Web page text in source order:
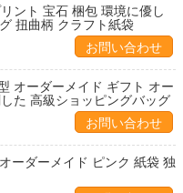
ント 宝石 梱包 環境に優し
扭曲柄 クラフト紙袋
お問い合わせ
オーダーメイド ギフト オー
た 高級ショッピングバッグ
お問い合わせ
ーダーメイド ピンク 紙袋 独